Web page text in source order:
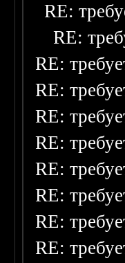
RE:
RE:
RE:
RE:
RE:
RE:
RE:
RE:
RE:
RE: